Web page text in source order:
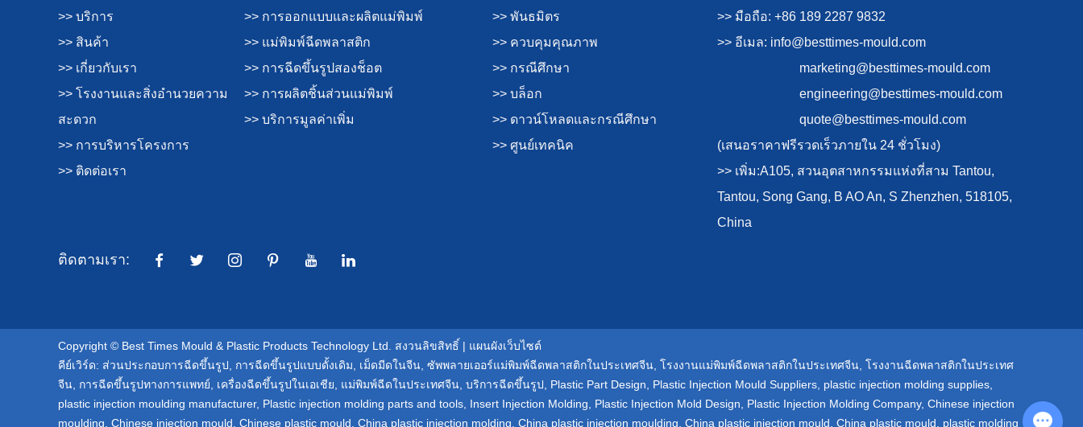
>> บริการ
>> สินค้า
>> เกี่ยวกับเรา
>> โรงงานและสิ่งอำนวยความ
สะดวก
>> การบริหารโครงการ
>> ติดต่อเรา
>> การออกแบบและผลิตแม่พิมพ์
>> แม่พิมพ์ฉีดพลาสติก
>> การฉีดขึ้นรูปสองช็อต
>> การผลิตชิ้นส่วนแม่พิมพ์
>> บริการมูลค่าเพิ่ม
>> พันธมิตร
>> ควบคุมคุณภาพ
>> กรณีศึกษา
>> บล็อก
>> ดาวน์โหลดและกรณีศึกษา
>> ศูนย์เทคนิค
>> มือถือ: +86 189 2287 9832
>> อีเมล: info@besttimes-mould.com
marketing@besttimes-mould.com
engineering@besttimes-mould.com
quote@besttimes-mould.com
(เสนอราคาฟรีรวดเร็วภายใน 24 ชั่วโมง)
>> เพิ่ม:A105, สวนอุตสาหกรรมแห่งที่สาม Tantou,
Tantou, Song Gang, B AO An, S Zhenzhen, 518105,
China
ติดตามเรา:
Copyright © Best Times Mould & Plastic Products Technology Ltd. สงวนลิขสิทธิ์ | แผนผังเว็บไซต์
คีย์เวิร์ด: ส่วนประกอบการฉีดขึ้นรูป การฉีดขึ้นรูปแบบดั้งเดิม เม็ดมีดในจีน ซัพพลายเออร์แม่พิมพ์ฉีดพลาสติกในประเทศจีน โรงงานแม่พิมพ์ฉีดพลาสติกในประเทศจีน โรงงานฉีดพลาสติกในประเทศ
จีน การฉีดขึ้นรูปทางการแพทย์ เครื่องฉีดขึ้นรูปในเอเชีย แม่พิมพ์ฉีดในประเทศจีน บริการฉีดขึ้นรูป Plastic Part Design Plastic Injection Mould Suppliers plastic injection molding supplies
plastic injection moulding manufacturer, Plastic injection molding parts and tools Insert Injection Molding Plastic Injection Mold Design Plastic Injection Molding Company, Chinese injection
moulding Chinese injection mould Chinese plastic mould China plastic injection molding China plastic injection moulding China plastic injection mould China plastic mould plastic molding
Chat with Us